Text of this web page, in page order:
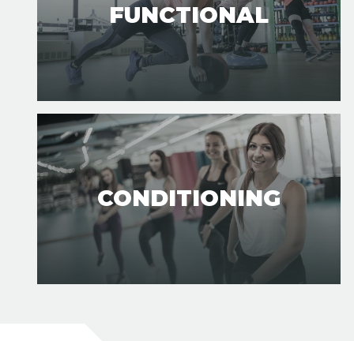
FUNCTIONAL
CONDITIONING